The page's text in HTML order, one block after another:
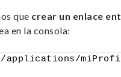
que crear un enlace
en la consola: